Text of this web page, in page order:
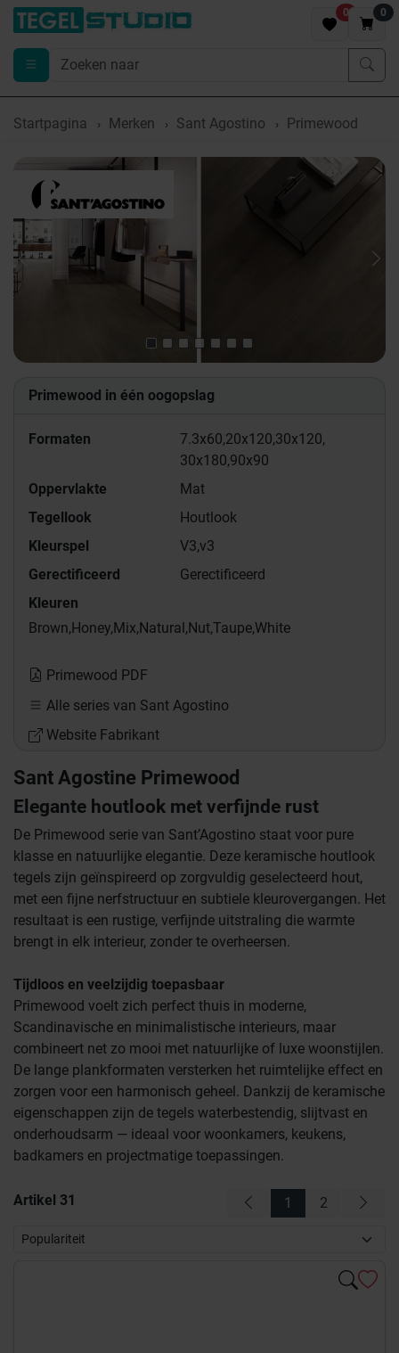
0 0
Startpagina Merken Sant Agostino Primewood
Primewood in één oogopslag
Formaten 7.3x60,20x120,30x120,
30x180,90x90
Oppervlakte
Mat
Tegellook
Houtlook
Kleurspel
V3,v3
Gerectificeerd
Gerectificeerd
Kleuren
Brown, Honey, Mix, Natural, Nut,Taupe,White
Primewood PDF
Alle series van Sant Agostino
Website Fabrikant
Sant Agostine Primewood
Elegante houtlook met verfijnde rust
De Primewood serie van Sant’Agostino staat voor pure
klasse en natuurlijke elegantie. Deze keramische houtlook
tegels zijn geïnspireerd op zorgvuldig geselecteerd hout,
met een fijne nerfstructuur en subtiele kleurovergangen. Het
resultaat is een rustige, verfijnde uitstraling die warmte
brengt in elk interieur, zonder te overheersen.
Tijdloos en veelzijdig toepasbaar
Primewood voelt zich perfect thuis in moderne,
Scandinavische en minimalistische interieurs, maar
combineert net zo mooi met natuurlijke of luxe woonstijlen.
De lange plankformaten versterken het ruimtelijke effect en
zorgen voor een harmonisch geheel. Dankzij de keramische
eigenschappen zijn de tegels waterbestendig, slijtvast en
onderhoudsarm — ideaal voor woonkamers, keukens,
badkamers en projectmatige toepassingen.
Artikel 31 1 2